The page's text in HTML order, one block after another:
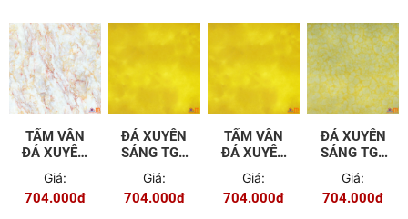
TẤM VÂN
ĐÁ XUYÊN
SÁNG TGT
- 602
Giá:
704.000đ
ĐÁ XUYÊN
SÁNG TGT
- A803
Giá:
704.000đ
TẤM VÂN
ĐÁ XUYÊN
SÁNG TGT
- A803
Giá:
704.000đ
ĐÁ XUYÊN
SÁNG TGT
- A804
Giá:
704.000đ